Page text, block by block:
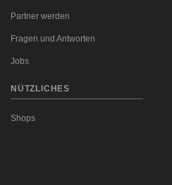
Partner werden
Fragen und Antworten
Jobs
NÜTZLICHES
Shops